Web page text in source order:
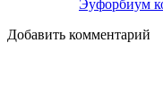
Эуфорбиум
Добавить комментарий